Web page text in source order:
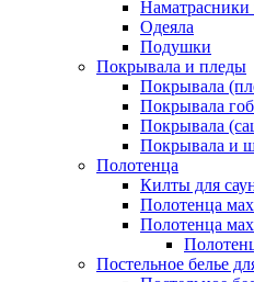
Одеяла
Подушки
Покрывала и пледы
Покрывала
Покрывала
Покрывала
Покрывала и
Полотенца
Килты для
Полотенца
Полотенца
Постельное белье